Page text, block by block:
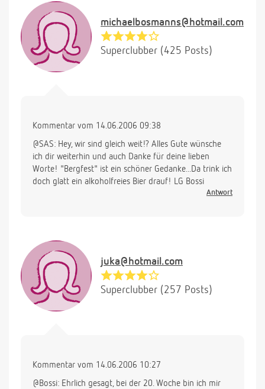
michaelbosmanns@hotmail.com
Superclubber (425 Posts)
Kommentar vom 14.06.2006 09:38
@SAS: Hey, wir sind gleich weit!? Alles Gute wünsche
ich dir weiterhin und auch Danke für deine lieben
Worte! "Bergfest" ist ein schöner Gedanke...Da trink ich
doch glatt ein alkoholfreies Bier drauf! LG Bossi
Antwort
juka@hotmail.com
Superclubber (257 Posts)
Kommentar vom 14.06.2006 10:27
@Bossi: Ehrlich gesagt, bei der 20. Woche bin ich mir